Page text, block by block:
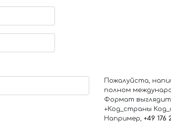
Пожалуйста,
полном
Формат
+Код_страны
Например, +49 176